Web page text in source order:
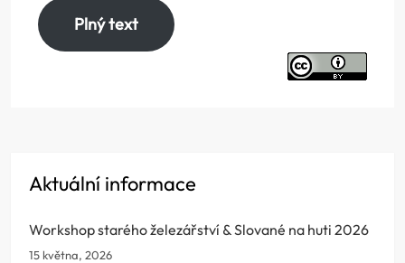
Plný text
Aktuální informace
Workshop starého železářství & Slované na huti 2026
15 května, 2026